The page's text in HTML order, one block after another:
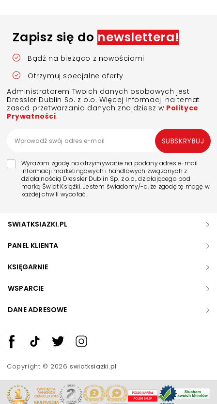
Zapisz się do newslettera!
Bądź na bieżąco z nowościami
Otrzymuj specjalne oferty
Administratorem Twoich danych osobowych jest
Dressler Dublin Sp. z o.o. Więcej informacji na temat
zasad przetwarzania danych znajdziesz w Polityce
Prywatności.
Wyrażam zgodę na otrzymywanie na podany adres e-mail
informacji marketingowych i handlowych związanych z
działalnością Dressler Dublin Sp. z o.o., działającego pod
marką Świat Książki. Jestem świadomy/-a, że zgodę tę mogę w
każdej chwili wycofać.
SUBSKRYBUJ
SWIATKSIAZKI.PL
PANEL KLIENTA
KSIĘGARNIE
WSPARCIE
DANE ADRESOWE
Copyright © 2026swiatksiazki.pl
Zwiększ rozmiar czcionki
Skala szarości